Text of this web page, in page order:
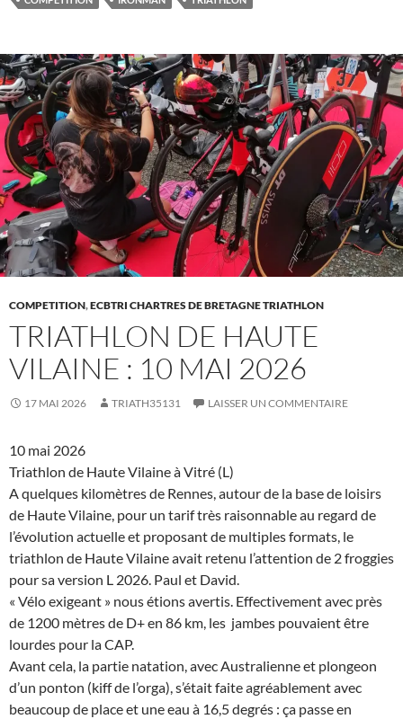
COMPETITION,ECBTRI CHARTRES DE BRETAGNE TRIATHLON
TRIATHLON DE HAUTE
VILAINE : 10 MAI 2026
17 MAI 2026 TRIATH35131 LAISSER UN COMMENTAIRE
10 mai 2026
Triathlon de Haute Vilaine à Vitré (L)
A quelques kilomètres de Rennes, autour de la base de loisirs
de Haute Vilaine, pour un tarif très raisonnable au regard de
l’évolution actuelle et proposant de multiples formats, le
triathlon de Haute Vilaine avait retenu l’attention de 2 froggies
pour sa version L 2026. Paul et David.
« Vélo exigeant » nous étions avertis. Effectivement avec près
de 1200 mètres de D+ en 86 km, les jambes pouvaient être
lourdes pour la CAP.
Avant cela, la partie natation, avec Australienne et plongeon
d’un ponton (kiff de l’orga), s’était faite agréablement avec
beaucoup de place et une eau à 16,5 degrés : ça passe en